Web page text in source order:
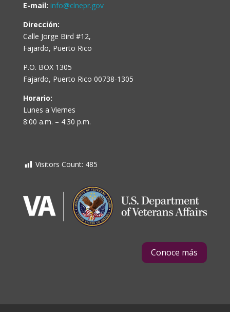
E-mail: info@clnepr.gov
Dirección:
Calle Jorge Bird #12,
Fajardo, Puerto Rico
P.O. BOX 1305
Fajardo, Puerto Rico 00738-1305
Horario:
Lunes a Viernes
8:00 a.m. – 4:30 p.m.
Visitors Count: 485
Conoce más